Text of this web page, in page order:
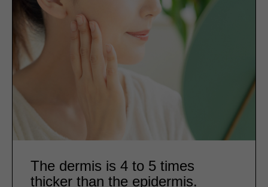
The dermis is 4 to 5 times
thicker than the epidermis.